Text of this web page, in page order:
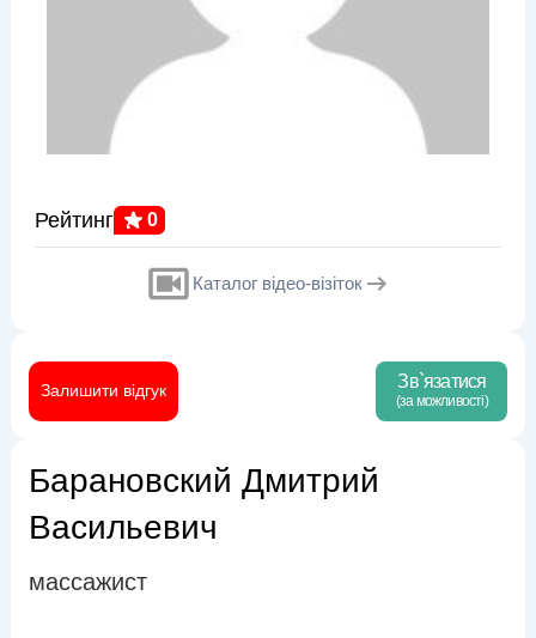
Рейтинг 0
Каталог відео-візіток
Залишити відгук Зв`язатися
(за можливості)
Барановский Дмитрий
Васильевич
массажист